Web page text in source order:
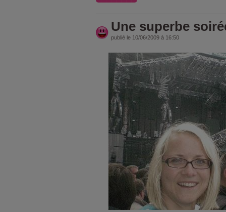
Une superbe
publié le 10/06/2009 à 16:50